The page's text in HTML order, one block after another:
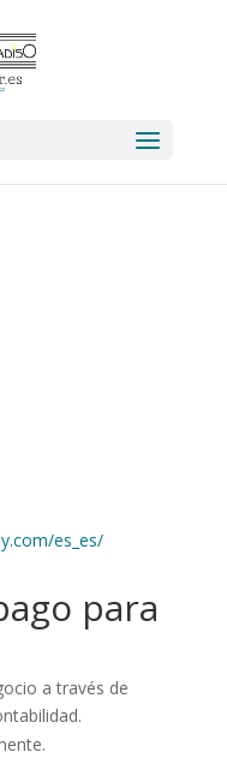
es_es/
para
a través de